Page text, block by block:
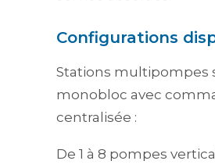
Configurations
Stations multipompes
monobloc avec
centralisée :
De 1 à 8 pompes